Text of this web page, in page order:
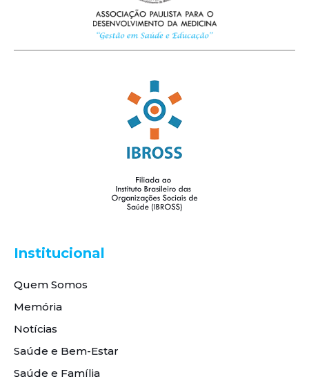
Institucional
Quem Somos
Memória
Notícias
Saúde e Bem-Estar
Saúde e Família